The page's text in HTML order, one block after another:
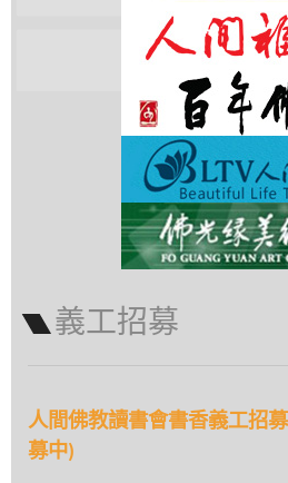
義工招募
人間佛教讀書會書香義工招
募中)